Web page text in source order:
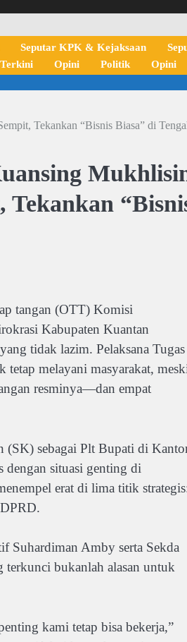
Seputar KPK & Kejaksaan
Opini Politik Opini
Tekankan “Bisnis Biasa” di
Tekankan
tangan (OTT) Komisi
Kabupaten Kuantan
tidak lazim. Pelaksana Tugas
melayani masyarakat,
resminya—dan empat
(SK) sebagai Plt Bupati di
dengan situasi genting di
erat di lima titik
Suhardiman Amby serta Sekda
bukanlah alasan untuk
kami tetap bisa bekerja,”